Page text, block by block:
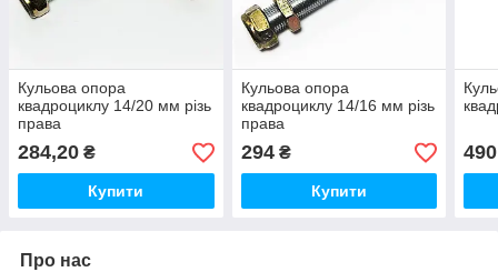
Кульова опора
квадроциклу 14/20 мм різь
права
284,20 ₴
Купити
Кульова опора
квадроциклу 14/16 мм різь
права
294₴
Купити
490
Про нас